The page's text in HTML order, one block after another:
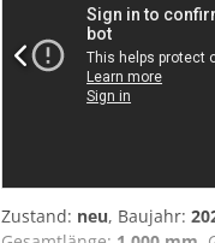
Zustand: neu, Baujahr: